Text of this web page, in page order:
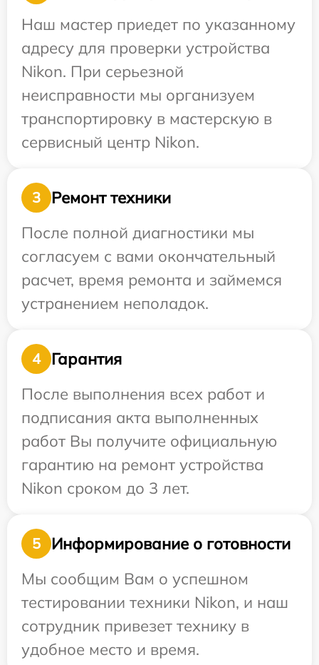
Наш мастер приедет по указанному
адресу для проверки устройства
Nikon. При серьезной
неисправности мы организуем
транспортировку в мастерскую в
сервисный центр Nikon.
3
Ремонт техники
После полной диагностики мы
согласуем с вами окончательный
расчет, время ремонта и займемся
устранением неполадок.
4
Гарантия
После выполнения всех работ и
подписания акта выполненных
работ Вы получите официальную
гарантию на ремонт устройства
Nikon сроком до 3 лет.
5
Информирование о готовности
Мы сообщим Вам о успешном
тестировании техники Nikon, и наш
сотрудник привезет технику в
удобное место и время.